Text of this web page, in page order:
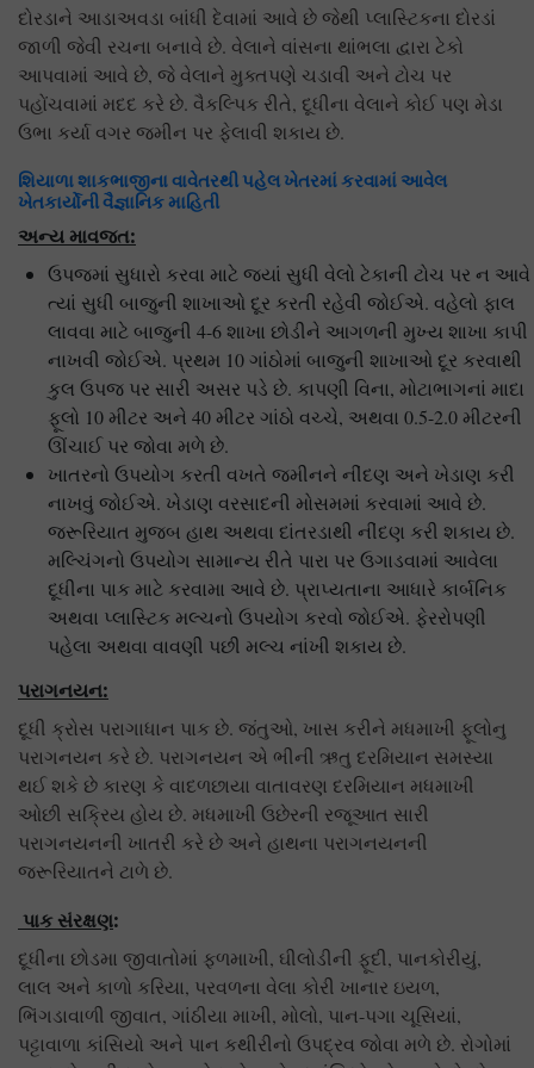
દોરડાને આડાઅવડા બાંધી દેવામાં આવે છે જેથી પ્લાસ્ટિકના દોરડાં
જાળી જેવી રચના બનાવે છે. વેલાને વાંસના થાંભલા દ્વારા ટેકો
આપવામાં આવે છે, જે વેલાને મુક્તપણે ચડાવી અને ટોચ પર
પહોંચવામાં મદદ કરે છે. વૈકલ્પિક રીતે, દૂધીના વેલાને કોઈ પણ મેડા
ઉભા કર્યા વગર જમીન પર ફેલાવી શકાય છે.
શિયાળા શાકભાજીના વાવેતરથી પહેલ ખેતરમાં કરવામાં આવેલ
ખેતકાર્યોની વૈજ્ઞાનિક માહિતી
અન્ય માવજત:
ઉપજમાં સુધારો કરવા માટે જ્યાં સુધી વેલો ટેકાની ટોચ પર ન આવે
ત્યાં સુધી બાજુની શાખાઓ દૂર કરતી રહેવી જોઈએ. વહેલો ફાલ
લાવવા માટે બાજુની 4-6 શાખા છોડીને આગળની મુખ્ય શાખા કાપી
નાખવી જોઈએ. પ્રથમ 10 ગાંઠોમાં બાજુની શાખાઓ દૂર કરવાથી
કુલ ઉપજ પર સારી અસર પડે છે. કાપણી વિના, મોટાભાગનાં માદા
ફૂલો 10 મીટર અને 40 મીટર ગાંઠો વચ્ચે, અથવા 0.5-2.0 મીટરની
ઊંચાઈ પર જોવા મળે છે.
ખાતરનો ઉપયોગ કરતી વખતે જમીનને નીંદણ અને ખેડાણ કરી
નાખવું જોઈએ. ખેડાણ વરસાદની મોસમમાં કરવામાં આવે છે.
જરૂરિયાત મુજબ હાથ અથવા દાંતરડાથી નીંદણ કરી શકાય છે.
મલ્ચિંગનો ઉપયોગ સામાન્ય રીતે પારા પર ઉગાડવામાં આવેલા
દૂધીના પાક માટે કરવામા આવે છે. પ્રાપ્યતાના આધારે કાર્બનિક
અથવા પ્લાસ્ટિક મલ્ચનો ઉપયોગ કરવો જોઈએ. ફેરરોપણી
પહેલા અથવા વાવણી પછી મલ્ચ નાંખી શકાય છે.
પરાગનયન:
દૂધી ક્રોસ પરાગાધાન પાક છે. જંતુઓ, ખાસ કરીને મધમાખી ફૂલોનુ
પરાગનયન કરે છે. પરાગનયન એ ભીની ઋતુ દરમિયાન સમસ્યા
થઈ શકે છે કારણ કે વાદળછાયા વાતાવરણ દરમિયાન મધમાખી
ઓછી સક્રિય હોય છે. મધમાખી ઉછેરની રજૂઆત સારી
પરાગનયનની ખાતરી કરે છે અને હાથના પરાગનયનની
જરૂરિયાતને ટાળે છે.
પાક સંરક્ષણ:
દૂધીના છોડમા જીવાતોમાં ફળમાખી, ઘીલોડીની ફૂદી, પાનકોરીયું,
લાલ અને કાળો કરિયા, પરવળના વેલા કોરી ખાનાર ઇયળ,
ભિંગડાવાળી જીવાત, ગાંઠીયા માખી, મોલો, પાન-પગા ચૂસિયાં,
પટ્ટાવાળા કાંસિયો અને પાન કથીરીનો ઉપદ્રવ જોવા મળે છે. રોગોમાં